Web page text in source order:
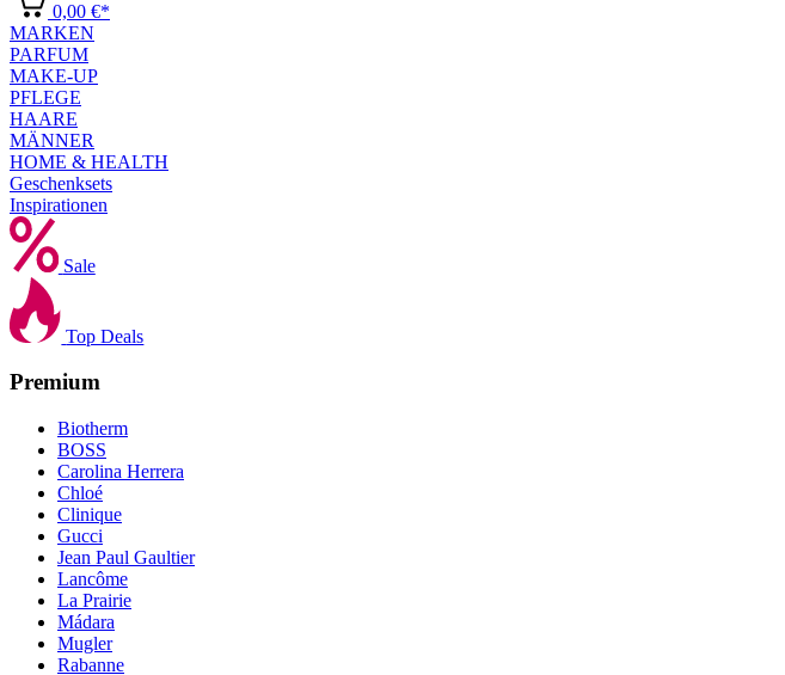
0,00 €*
MARKEN
PARFUM
MAKE-UP
PFLEGE
HAARE
MÄNNER
HOME & HEALTH
Geschenksets
Inspirationen
Sale
Top Deals
Premium
Biotherm
BOSS
Carolina Herrera
Chloé
Clinique
Gucci
Jean Paul Gaultier
Lancôme
La Prairie
Mádara
Mugler
Rabanne